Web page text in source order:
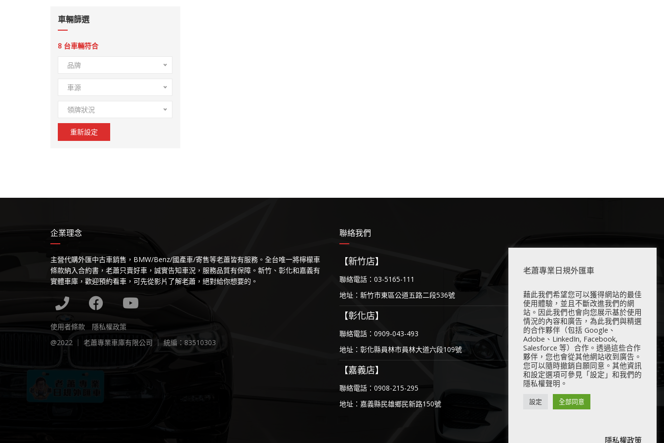
車輛篩選
8 台車輛符合
品牌
車源
領牌狀況
重新設定
企業理念
主營代購外匯中古車銷售，BMW/Benz/國產車/寄售等老蕭皆有服務。全台唯一將檸檬車
條款納入合約書，老蕭只賣好車，誠實告知車況，服務品質有保障。新竹、彰化和嘉義有
實體車庫，歡迎預約看車，可先從影片了解老蕭，絕對給你想要的。
使用者條款
隱私權政策
@2022 ｜ 老蕭專業車庫有限公司 ｜ 統編：83510303
聯絡我們
【新竹店】
聯絡電話：03-5165-111
地址：新竹市東區公道五路二段536號
【彰化店】
聯絡電話：0909-043-493
地址：彰化縣員林市員林大道六段109號
【嘉義店】
聯絡電話：0908-215-295
地址：嘉義縣民雄鄉民新路150號
老蕭專業日規外匯車
藉此我們希望您可以獲得網站的最佳
使用體驗，並且不斷改進我們的網
站。因此我們也會向您展示基於使用
情況的內容和廣告，為此我們與精選
的合作夥伴（包括 Google、
Adobe、LinkedIn, Facebook,
Salesforce 等）合作。透過這些合作
夥伴，您也會從其他網站收到廣告。
您可以隨時撤銷自願同意。其他資訊
和設定選項可參見「設定」和我們的
隱私權聲明。
設定 全部同意
隱私權政策